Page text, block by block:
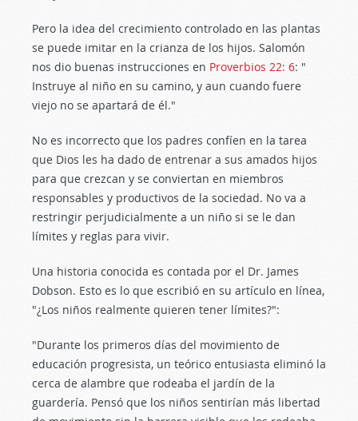
Pero la idea del crecimiento controlado en las plantas
se puede imitar en la crianza de los hijos. Salomón
nos dio buenas instrucciones en Proverbios 22: 6: "
Instruye al niño en su camino, y aun cuando fuere
viejo no se apartará de él."
No es incorrecto que los padres confíen en la tarea
que Dios les ha dado de entrenar a sus amados hijos
para que crezcan y se conviertan en miembros
responsables y productivos de la sociedad. No va a
restringir perjudicialmente a un niño si se le dan
límites y reglas para vivir.
Una historia conocida es contada por el Dr. James
Dobson. Esto es lo que escribió en su artículo en línea,
"¿Los niños realmente quieren tener límites?":
"Durante los primeros días del movimiento de
educación progresista, un teórico entusiasta eliminó la
cerca de alambre que rodeaba el jardín de la
guardería. Pensó que los niños sentirían más libertad